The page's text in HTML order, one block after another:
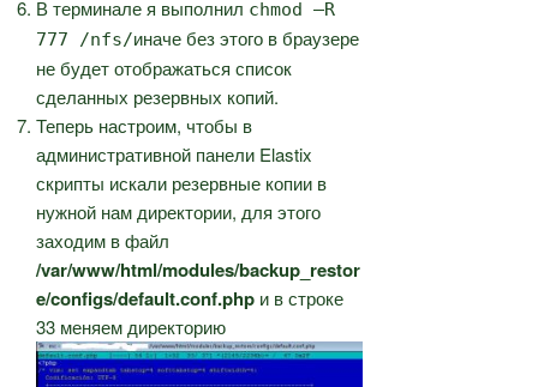
В терминале я выполнил chmod –R
777 /nfs/иначе без этого в браузере
не будет отображаться список
сделанных резервных копий.
Теперь настроим, чтобы в
административной панели Elastix
скрипты искали резервные копии в
нужной нам директории, для этого
заходим в файл
/var/www/html/modules/backup_restor
e/configs/default.conf.php и в строке
33 меняем директорию